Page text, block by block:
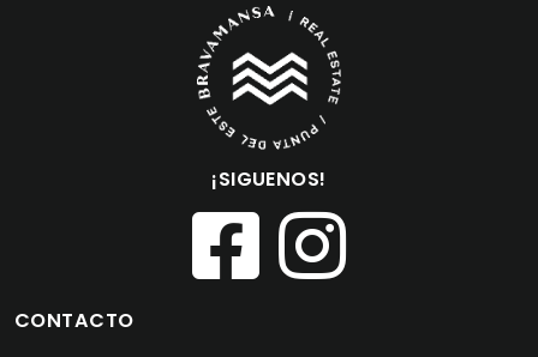
¡SIGUENOS!
CONTACTO